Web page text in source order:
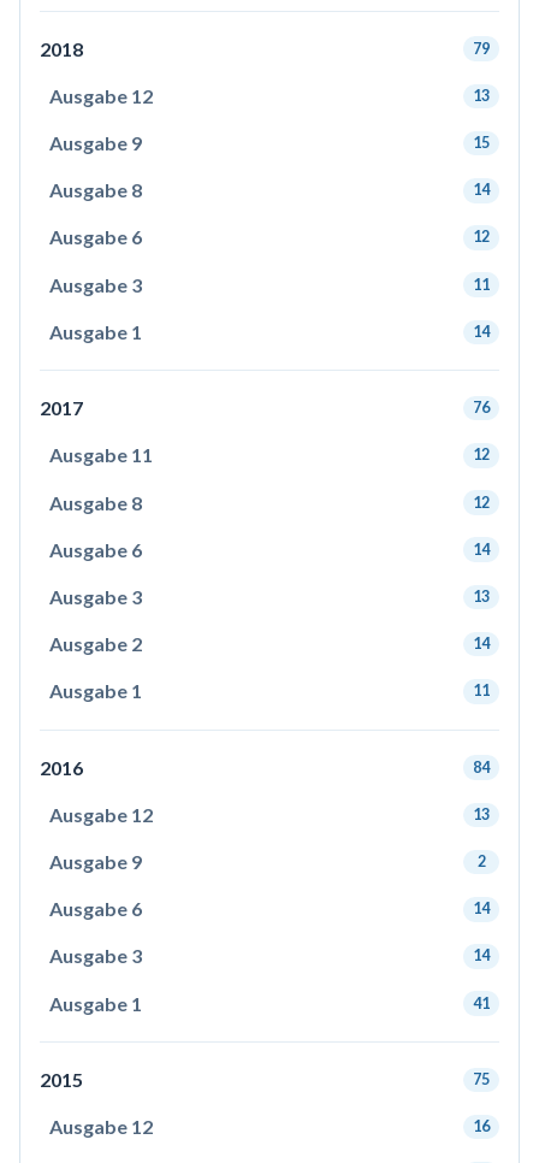
2018 79
Ausgabe 12 13
Ausgabe 9 15
Ausgabe 8 14
Ausgabe 6 12
Ausgabe 3 11
Ausgabe 1 14
2017 76
Ausgabe 11 12
Ausgabe 8 12
Ausgabe 6 14
Ausgabe 3 13
Ausgabe 2 14
Ausgabe 1 11
2016 84
Ausgabe 12 13
Ausgabe 9 2
Ausgabe 6 14
Ausgabe 3 14
Ausgabe 1 41
2015 75
Ausgabe 12 16